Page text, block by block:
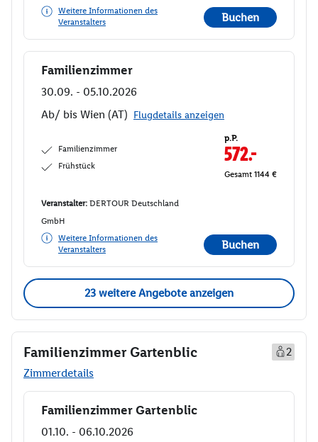
Weitere Informationen des
Veranstalters
Buchen
Buchen
Familienzimmer
30.09. - 05.10.2026
Ab/ bis Wien (AT) Flugdetails anzeigen
Familienzimmer
Frühstück
p.P.
572.-
Gesamt 1144 €
Veranstalter: DERTOUR Deutschland
GmbH
Weitere Informationen des
Veranstalters
Buchen
23 weitere Angebote anzeigen
Familienzimmer Gartenblic
2
Zimmerdetails
Buchen
Familienzimmer Gartenblic
01.10. - 06.10.2026